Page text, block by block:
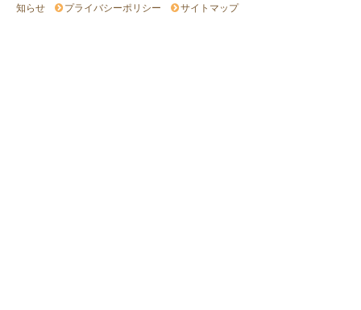
知らせ
プライバシーポリシー サイトマップ